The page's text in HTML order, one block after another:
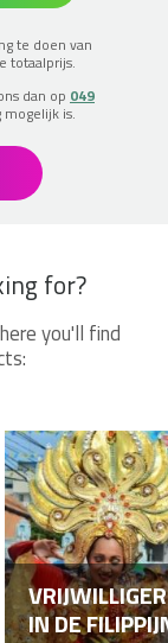
te doen van
totaalprijs.
dan op 049
is.
for?
you'll find
IN DE